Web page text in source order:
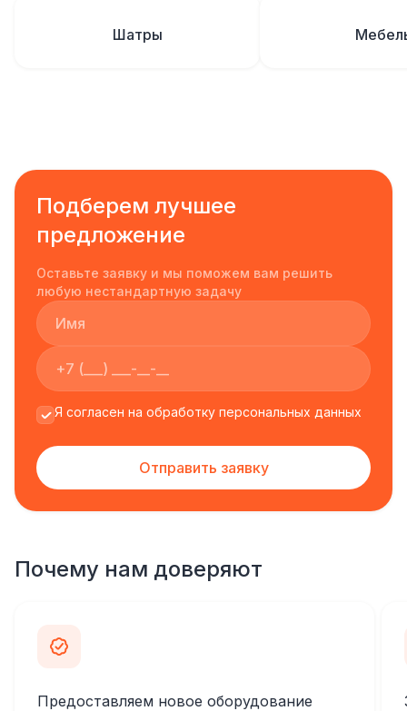
Шатры
Подберем лучшее
предложение
Оставьте заявку и мы поможем вам решить
любую нестандартную задачу
Я согласен на обработку персональных данных
Отправить заявку
Почему нам доверяют
Предоставляем новое оборудование